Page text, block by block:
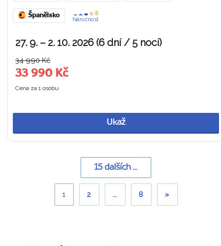
Španělsko
Náročnost
27. 9. – 2. 10. 2026 (6 dní / 5 nocí)
34 990 Kč
33 990 Kč
Cena za 1 osobu
Ukaž
15 dalších ...
1 2 ... 8 »